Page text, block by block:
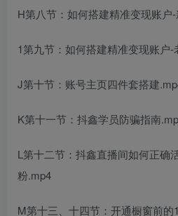
H第八节：如何搭建精准变现账户
1第九节：如何搭建精准变现账户-
J第十节：账号主页四件套搭建
K第十一节：抖鑫学员防骗指南
L第十二节：抖鑫直播间如何正确
粉.mp4
M第十三、十四节：开通橱窗前